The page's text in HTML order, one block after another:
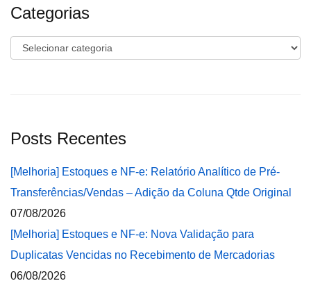
Categorias
Categorias
Posts Recentes
[Melhoria] Estoques e NF-e: Relatório Analítico de Pré-
Transferências/Vendas – Adição da Coluna Qtde Original
07/08/2026
[Melhoria] Estoques e NF-e: Nova Validação para
Duplicatas Vencidas no Recebimento de Mercadorias
06/08/2026